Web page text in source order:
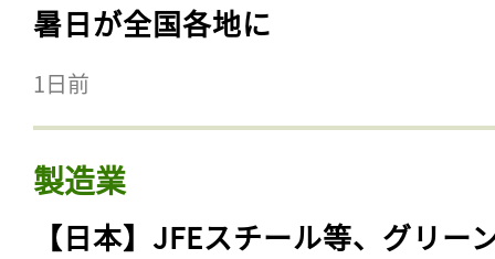
暑日が全国各地に
1日前
製造業
【日本】JFEスチール等、グリー